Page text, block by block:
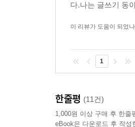
다.나는 글쓰기 동
이 리뷰가 도움이 되었
1
한줄평 (11건)
1,000원 이상 구매 후 한줄
eBook은 다운로드 후 작